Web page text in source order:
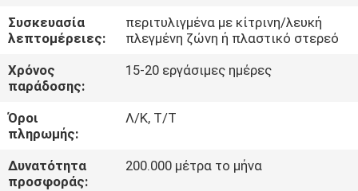
ΜΑΣ
ΕΛΆΤΕ
ΣΕ
ΕΠΑΦΉ
ΜΕ
Συσκευασία
λεπτομέρειες:
περιτυλιγμένα με κίτρινη/λευκή
πλεγμένη ζώνη ή πλαστικό στερεό
Χρόνος
παράδοσης:
15-20 εργάσιμες ημέρες
Όροι
πληρωμής:
Λ/Κ, Τ/Τ
Δυνατότητα
προσφοράς:
200.000 μέτρα το μήνα